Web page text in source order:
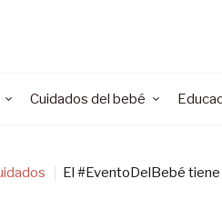
Cuidados del bebé
El #EventoDelBebé